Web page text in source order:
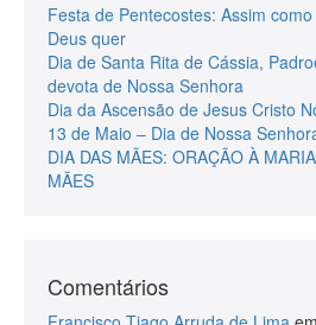
Festa de Pentecostes: Assim
Deus quer
Dia de Santa Rita de Cássia,
devota de Nossa Senhora
Dia da Ascensão de Jesus Cristo
13 de Maio – Dia de Nossa
DIA DAS MÃES: ORAÇÃO À
MÃES
Comentários